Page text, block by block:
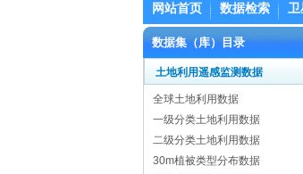
网站首页 数据检索
数据集（库）目录
土地利用遥感监测数据
全球土地利用数据
一级分类土地利用数据
二级分类土地利用数据
30m植被类型分布数据